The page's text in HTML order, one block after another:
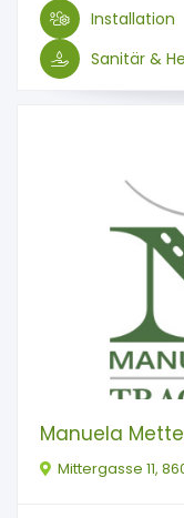
Installation
Sanitär &
Manuela
Mittergasse 11,